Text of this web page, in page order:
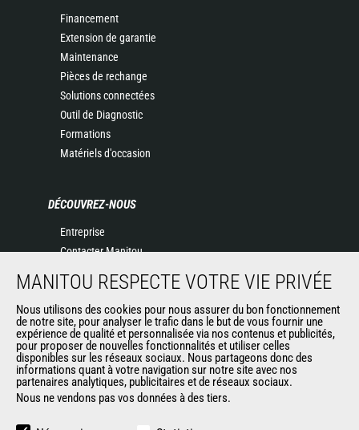
Financement
Extension de garantie
Maintenance
Pièces de rechange
Solutions connectées
Outil de Diagnostic
Formations
Matériels d'occasion
DÉCOUVREZ-NOUS
Entreprise
Contacter Manitou
Politique de protection des données
Evénements
Actualités
Historique
AUTRES SITES DU GROUPE
Manitou Group
MANITOU RESPECTE VOTRE VIE PRIVÉE
Nous utilisons des cookies pour nous assurer du bon fonctionnement
de notre site, pour analyser le trafic dans le but de vous fournir une
expérience de qualité et personnalisée via nos contenus et publicités,
pour proposer de nouvelles fonctionnalités et utiliser celles
disponibles sur les réseaux sociaux. Nous partageons donc des
informations quant à votre navigation sur notre site avec nos
partenaires analytiques, publicitaires et de réseaux sociaux.
Nous ne vendons pas vos données à des tiers.